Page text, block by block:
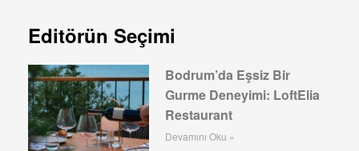
Editörün Seçimi
Bodrum’da Eşsiz Bir
Gurme Deneyimi: LoftElia
Restaurant
Devamını Oku »